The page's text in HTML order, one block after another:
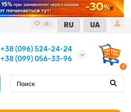
0 RU UA
+38 (096) 524-24-24
+38 (099) 056-33-96
0